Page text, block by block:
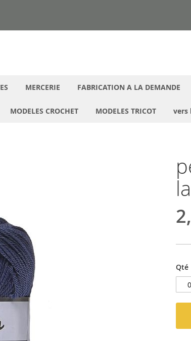
MERCERIE FABRICATION A LA DEMANDE
MODELES CROCHET MODELES TRICOT vers
Qté